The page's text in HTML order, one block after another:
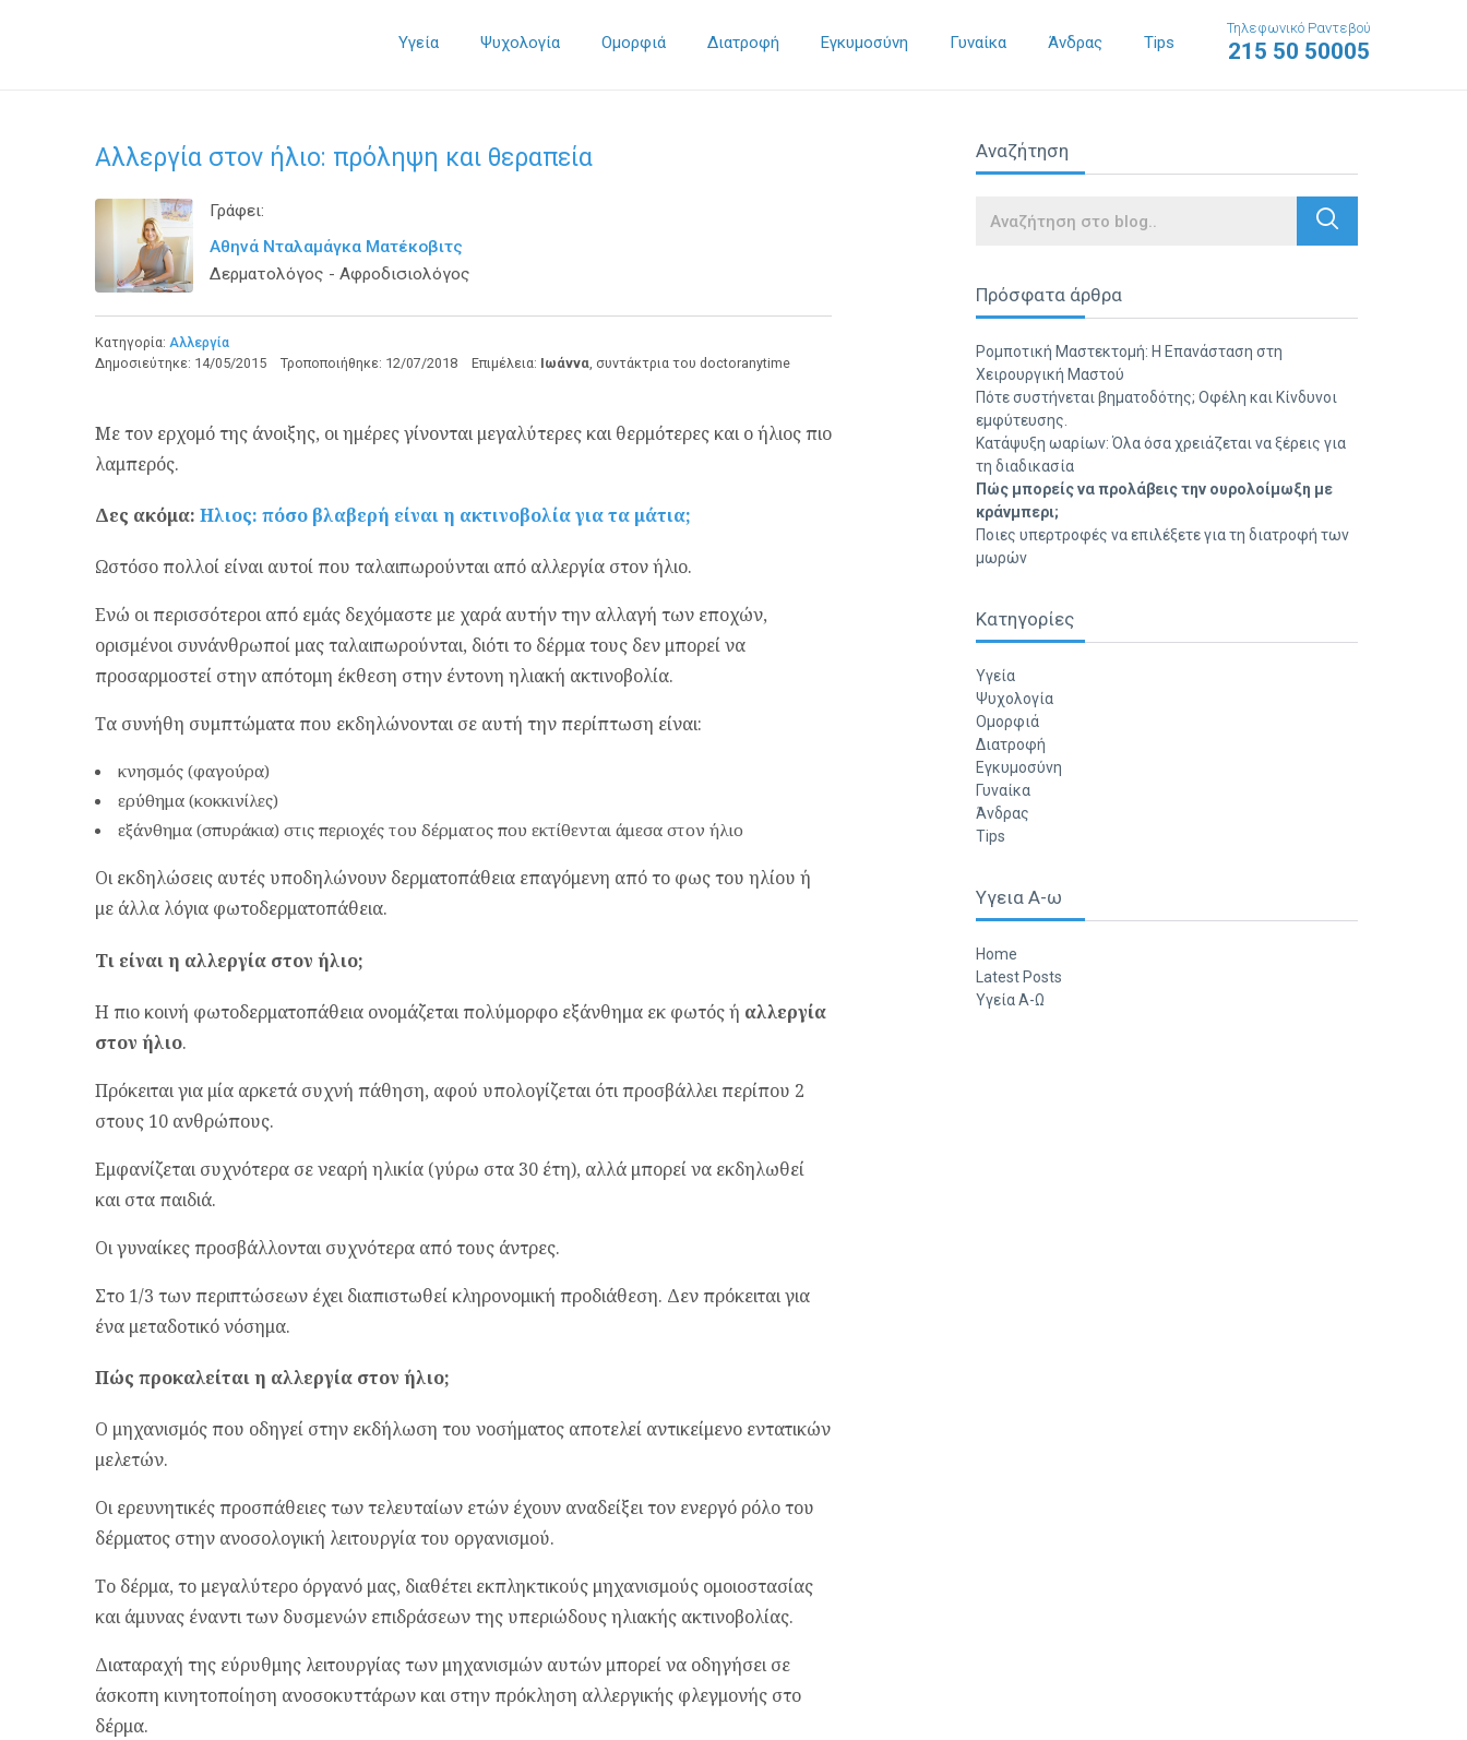
Υγεία Ψυχολογία Ομορφιά Διατροφή Εγκυμοσύνη Γυναίκα Άνδρας Tips
Τηλεφωνικό Ραντεβού
215 50 50005
Αλλεργία στον ήλιο: πρόληψη και θεραπεία
Γράφει:
Αθηνά Νταλαμάγκα Ματέκοβιτς
Δερματολόγος - Αφροδισιολόγος
Κατηγορία: Αλλεργία
Δημοσιεύτηκε: 14/05/2015 Τροποποιήθηκε: 12/07/2018 Επιμέλεια: Ιωάννα , συντάκτρια του doctoranytime
Με τον ερχομό της άνοιξης, οι ημέρες γίνονται μεγαλύτερες και θερμότερες και ο ήλιος πιο
λαμπερός.
Δες ακόμα: Ηλιος: πόσο βλαβερή είναι η ακτινοβολία για τα μάτια;
Ωστόσο πολλοί είναι αυτοί που ταλαιπωρούνται από αλλεργία στον ήλιο.
Ενώ οι περισσότεροι από εμάς δεχόμαστε με χαρά αυτήν την αλλαγή των εποχών,
ορισμένοι συνάνθρωποί μας ταλαιπωρούνται, διότι το δέρμα τους δεν μπορεί να
προσαρμοστεί στην απότομη έκθεση στην έντονη ηλιακή ακτινοβολία.
Τα συνήθη συμπτώματα που εκδηλώνονται σε αυτή την περίπτωση είναι:
κνησμός (φαγούρα)
ερύθημα (κοκκινίλες)
εξάνθημα (σπυράκια) στις περιοχές του δέρματος που εκτίθενται άμεσα στον ήλιο
Οι εκδηλώσεις αυτές υποδηλώνουν δερματοπάθεια επαγόμενη από το φως του ηλίου ή
με άλλα λόγια φωτοδερματοπάθεια.
Τι είναι η αλλεργία στον ήλιο;
Η πιο κοινή φωτοδερματοπάθεια ονομάζεται πολύμορφο εξάνθημα εκ φωτός ή αλλεργία
στον ήλιο.
Πρόκειται για μία αρκετά συχνή πάθηση, αφού υπολογίζεται ότι προσβάλλει περίπου 2
στους 10 ανθρώπους.
Εμφανίζεται συχνότερα σε νεαρή ηλικία (γύρω στα 30 έτη), αλλά μπορεί να εκδηλωθεί
και στα παιδιά.
Οι γυναίκες προσβάλλονται συχνότερα από τους άντρες.
Στο 1/3 των περιπτώσεων έχει διαπιστωθεί κληρονομική προδιάθεση. Δεν πρόκειται για
ένα μεταδοτικό νόσημα.
Πώς προκαλείται η αλλεργία στον ήλιο;
Ο μηχανισμός που οδηγεί στην εκδήλωση του νοσήματος αποτελεί αντικείμενο εντατικών
μελετών.
Οι ερευνητικές προσπάθειες των τελευταίων ετών έχουν αναδείξει τον ενεργό ρόλο του
δέρματος στην ανοσολογική λειτουργία του οργανισμού.
Το δέρμα, το μεγαλύτερο όργανό μας, διαθέτει εκπληκτικούς μηχανισμούς ομοιοστασίας
και άμυνας έναντι των δυσμενών επιδράσεων της υπεριώδους ηλιακής ακτινοβολίας.
Διαταραχή της εύρυθμης λειτουργίας των μηχανισμών αυτών μπορεί να οδηγήσει σε
άσκοπη κινητοποίηση ανοσοκυττάρων και στην πρόκληση αλλεργικής φλεγμονής στο
δέρμα.
Αναζήτηση
Search
Πρόσφατα άρθρα
Ρομποτική Μαστεκτομή: Η Επανάσταση στη
Χειρουργική Μαστού
Πότε συστήνεται βηματοδότης; Οφέλη και Κίνδυνοι
εμφύτευσης.
Κατάψυξη ωαρίων: Όλα όσα χρειάζεται να ξέρεις για
τη διαδικασία
Πώς μπορείς να προλάβεις την ουρολοίμωξη με
κράνμπερι;
Ποιες υπερτροφές να επιλέξετε για τη διατροφή των
μωρών
Κατηγορίες
Υγεία
Ψυχολογία
Ομορφιά
Διατροφή
Εγκυμοσύνη
Γυναίκα
Άνδρας
Tips
Υγεια Α-ω
Home
Latest Posts
Υγεία Α-Ω